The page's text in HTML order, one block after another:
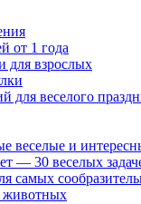
от 1 года
для взрослых
для веселого
веселые и
— 30 веселых
самых
животных